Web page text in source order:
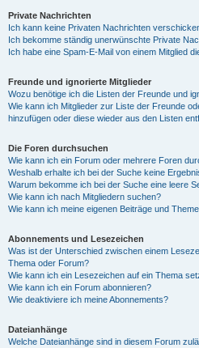
Private Nachrichten
Ich kann keine Privaten Nachrichten
Ich bekomme ständig unerwünschte Private
Ich habe eine Spam-E-Mail von einem Mitglied
Freunde und ignorierte Mitglieder
Wozu benötige ich die Listen der Freunde und
Wie kann ich Mitglieder zur Liste der Freunde
hinzufügen oder diese wieder aus den Listen
Die Foren durchsuchen
Wie kann ich ein Forum oder mehrere Foren
Weshalb erhalte ich bei der Suche keine
Warum bekomme ich bei der Suche eine leere
Wie kann ich nach Mitgliedern suchen?
Wie kann ich meine eigenen Beiträge und
Abonnements und Lesezeichen
Was ist der Unterschied zwischen einem
Thema oder Forum?
Wie kann ich ein Lesezeichen auf ein Thema
Wie kann ich ein Forum abonnieren?
Wie deaktiviere ich meine Abonnements?
Dateianhänge
Welche Dateianhänge sind in diesem Forum